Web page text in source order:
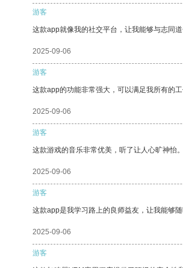
游客
这款app就像我的社交平台，让我能够与志同道
2025-09-06
游客
这款app的功能非常强大，可以满足我所有的
2025-09-06
游客
这款游戏的音乐非常优美，听了让人心旷神怡。
2025-09-06
游客
这款app是我学习路上的良师益友，让我能够
2025-09-06
游客